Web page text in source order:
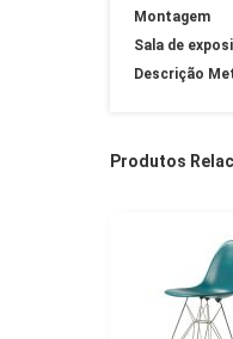
Montagem
Sala de
Descrição
Produtos